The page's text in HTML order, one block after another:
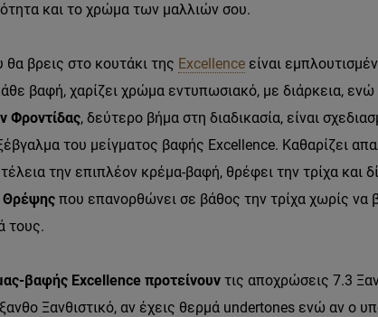
και το χρώμα των μαλλιών σου.
θα βρεις στο κουτάκι της Excellence είναι
βαφή, χαρίζει χρώμα εντυπωσιακό, με διάρκεια,
Φροντίδας, δεύτερο βήμα στη διαδικασία, είναι
του μείγματος βαφής Excellence. Καθαρίζει
την επιπλέον κρέμα-βαφή, θρέφει την τρίχα και
που επανορθώνει σε βάθος την τρίχα χωρίς να
τους.
βαφής Excellence προτείνουν τις αποχρώσεις 7.3
Ξανθιστικό, αν έχεις θερμά undertones ενώ αν ο